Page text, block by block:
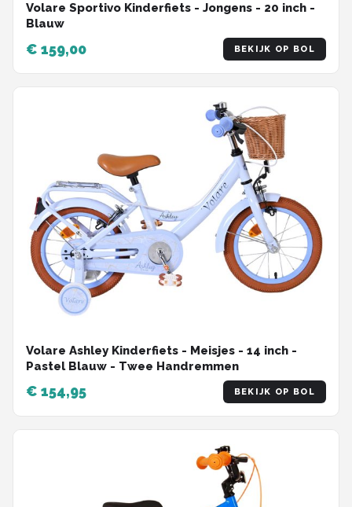
Volare Sportivo Kinderfiets - Jongens - 20 inch -
Blauw
€ 159,00 BEKIJK OP BOL
Volare Ashley Kinderfiets - Meisjes - 14 inch -
Pastel Blauw - Twee Handremmen
€ 154,95 BEKIJK OP BOL